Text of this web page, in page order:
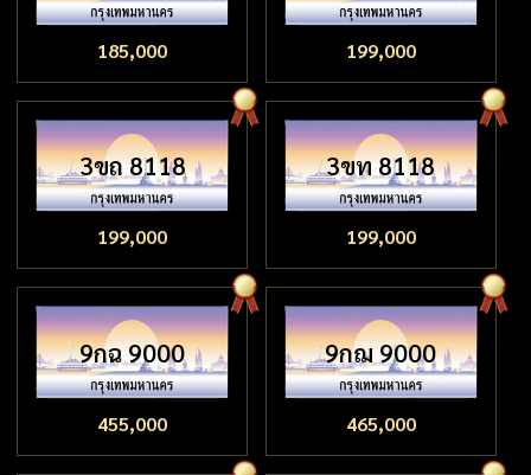
185,000 199,000
3ขถ 8118
199,000
3ขท 8118
199,000
9กฉ 9000
455,000
9กฌ 9000
465,000